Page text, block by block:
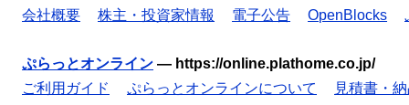
会社概要
株主・投資家情報 電子公告 OpenBlocks
ぷらっとオンライン — https://online.plathome.co.jp/
ご利用ガイド
ぷらっとオンラインについて
見積書・